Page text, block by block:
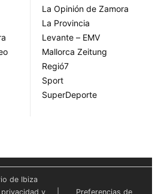
La Opinión de Zamora
La Provincia
Levante – EMV
Mallorca Zeitung
Regió7
Sport
SuperDeporte
de Ibiza
y Preferencias de